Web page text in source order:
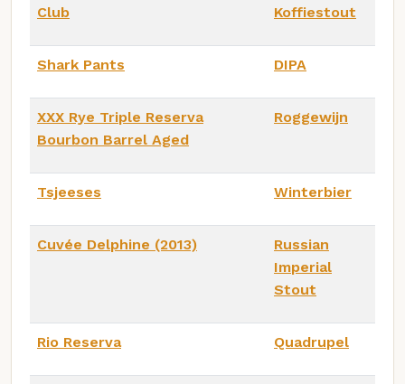
Club Koffiestout
Shark Pants DIPA
XXX Rye Triple Reserva
Bourbon Barrel Aged
Roggewijn
Tsjeeses Winterbier
Cuvée Delphine (2013)
Russian
Imperial
Stout
Rio Reserva Quadrupel